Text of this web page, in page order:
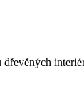
dřevěných